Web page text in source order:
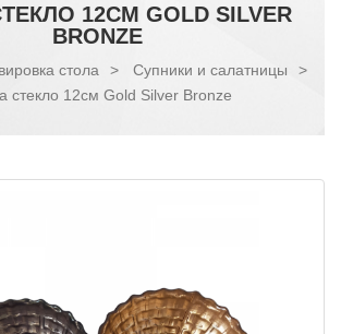
12СМ GOLD SILVER
BRONZE
стола > Супники и салатницы
>
стекло 12см Gold Silver Bronze